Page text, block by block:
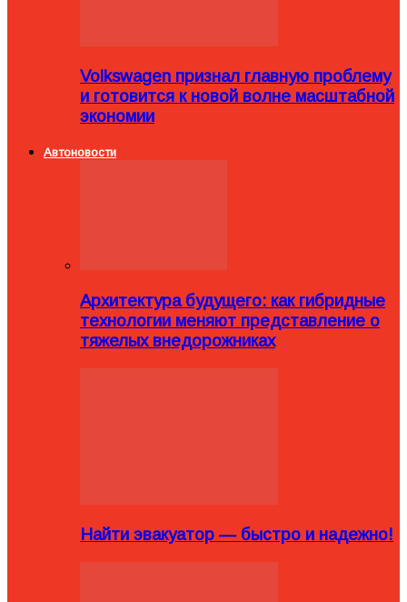
Volkswagen признал главную проблему
и готовится к новой волне масштабной
экономии
Автоновости
Архитектура будущего: как гибридные
технологии меняют представление о
тяжелых внедорожниках
Найти эвакуатор — быстро и надежно!